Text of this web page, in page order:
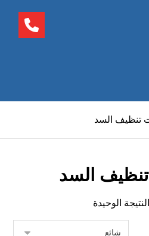
تنظيف السد
السد
الوحيدة